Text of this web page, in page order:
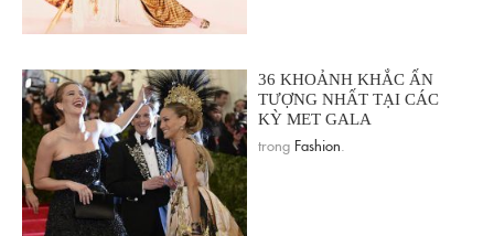
36 KHOẢNH KHẮC ẤN
TƯỢNG NHẤT TẠI CÁC
KỲ MET GALA
trong Fashion